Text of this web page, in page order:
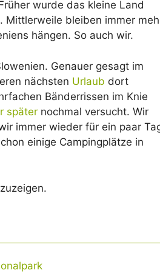
wurde das kleine Land
Mittlerweile bleiben immer
hängen. So auch wir.
Genauer gesagt im
nächsten Urlaub dort
Bänderrissen im Knie
später nochmal versucht. Wir
immer wieder für ein paar
einige Campingplätze in